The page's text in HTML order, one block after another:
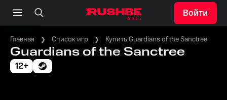
Войти
Главная Список игр Купить Guardians of the Sanctree
Guardians of the Sanctree
12+